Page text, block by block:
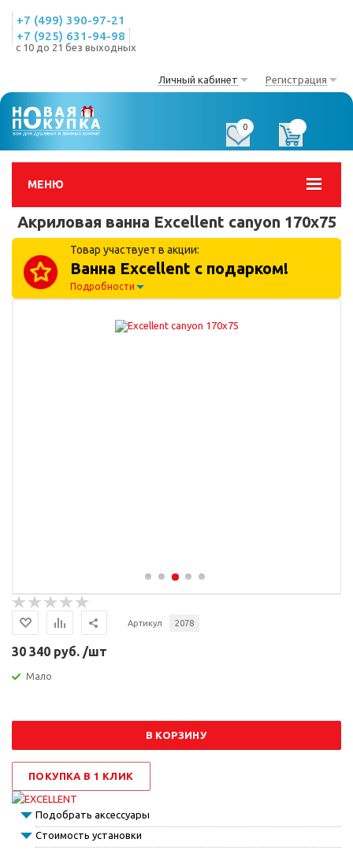
+7 (499) 390-97-21
+7 (925) 631-94-98
с 10 до 21 без выходных
Личный кабинет Регистрация
МЕНЮ
0
Акриловая ванна Excellent canyon 170x75
Товар участвует в акции:
Ванна Excellent с подарком!
Подробности
Артикул 2078
30 340 руб. /шт
Мало
В КОРЗИНУ
ПОКУПКА В 1 КЛИК
Подобрать аксессуары
Стоимость установки